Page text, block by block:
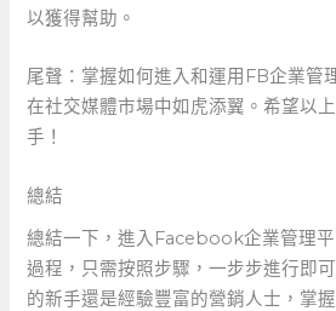
以獲得幫助。
尾聲：掌握如何進入和運用FB企業管
在社交媒體市場中如虎添翼。希望以
手！
總結
總結一下，進入Facebook企業管理
過程，只需按照步驟，一步步進行即
的新手還是經驗豐富的營銷人士，掌